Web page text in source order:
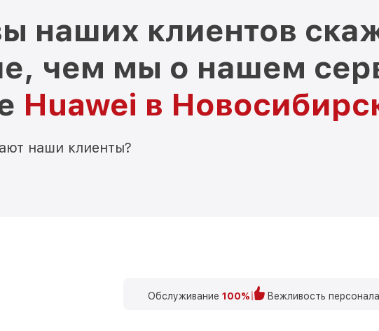
наших клиентов
чем мы о нашем
Huawei в
наши клиенты?
Обслуживание 100% Вежливость персонала